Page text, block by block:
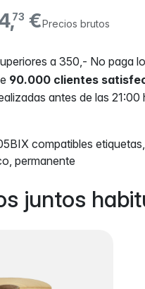
73 €Precios brutos
a 350,- No paga
90.000 clientes
antes de las
compatibles
permanente
juntos